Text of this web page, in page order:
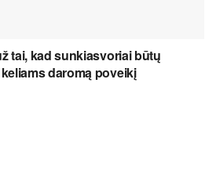
tai, kad sunkiasvoriai būtų
daromą poveikį